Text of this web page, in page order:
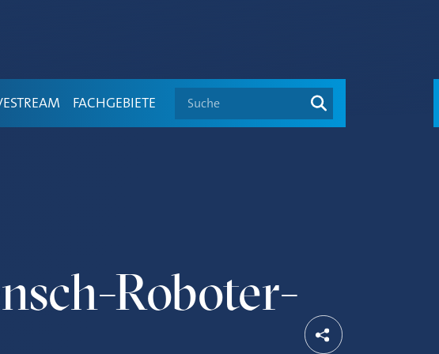
FACHGEBIETE Suche
Roboter-